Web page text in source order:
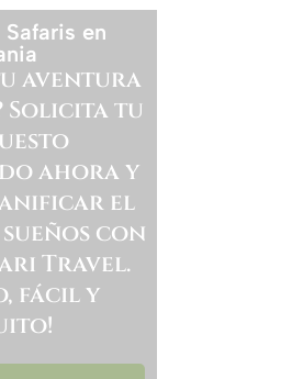
en
aventura
Solicita tu
ahora y
el
con
Travel.
fácil y